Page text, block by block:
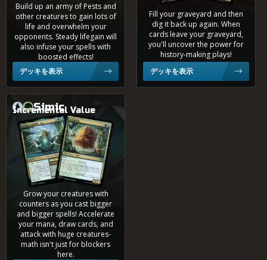
Bant 0.1%
4色 0.1%
Naya
Dimir
Gruul
Build up an army of Pests and
other creatures to gain lots of
life and overwhelm your
opponents. Steady lifegain will
also infuse your spells with
boosted effects!
デッキを表示
Fill your graveyard and then
dig it back up again. When
cards leave your graveyard,
you'll uncover the power for
history-making plays!
デッキを表示
Simic
Incremental Value
観(かん)察(さつ)眼(がん)ある配(はい)列(れつ)者(しゃ)、タム
立(りっ)方(ぽう)体(たい)群(ぐん)棲(せい)
Grow your creatures with
counters as you cast bigger
and bigger spells! Accelerate
your mana, draw cards, and
attack with huge creatures-
math isn't just for blockers
here.